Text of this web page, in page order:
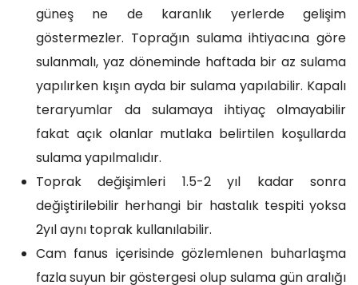
s
u
n
u
güneş ne de karanlık yerlerde gelişim
göstermezler. Toprağın sulama ihtiyacına göre
sulanmalı, yaz döneminde haftada bir az sulama
yapılırken kışın ayda bir sulama yapılabilir. Kapalı
teraryumlar da sulamaya ihtiyaç olmayabilir
fakat açık olanlar mutlaka belirtilen koşullarda
sulama yapılmalıdır.
Toprak değişimleri 1.5-2 yıl kadar sonra
değiştirilebilir herhangi bir hastalık tespiti yoksa
2yıl aynı toprak kullanılabilir.
Cam fanus içerisinde gözlemlenen buharlaşma
fazla suyun bir göstergesi olup sulama gün aralığı